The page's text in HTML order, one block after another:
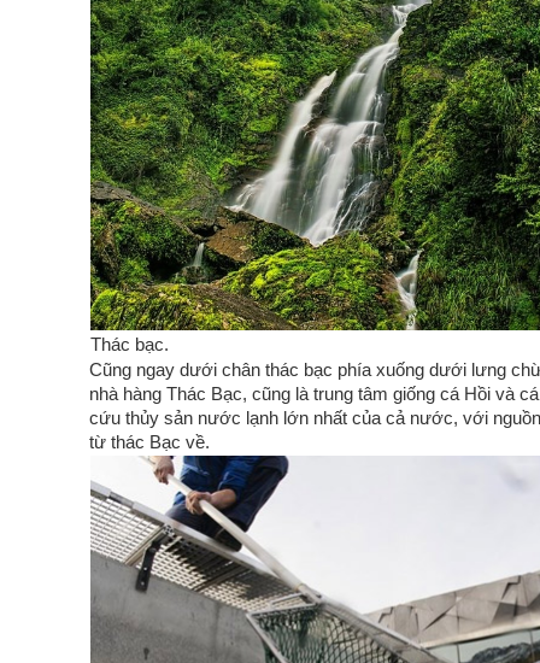
Thác bạc.
Cũng ngay dưới chân thác bạc phía xuống dưới lưng
nhà hàng Thác Bạc, cũng là trung tâm giống cá Hồi và
cứu thủy sản nước lạnh lớn nhất của cả nước, với
từ thác Bạc về.